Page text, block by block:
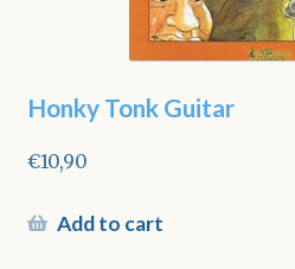
Honky Tonk Guitar
€10,90
Add to cart